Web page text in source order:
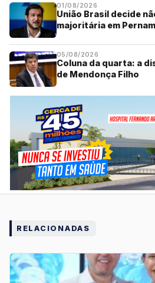
01/08/2026
União Brasil decide
majoritária em
05/08/2026
Coluna da quarta: a
de Mendonça Filho
RELACIONADAS